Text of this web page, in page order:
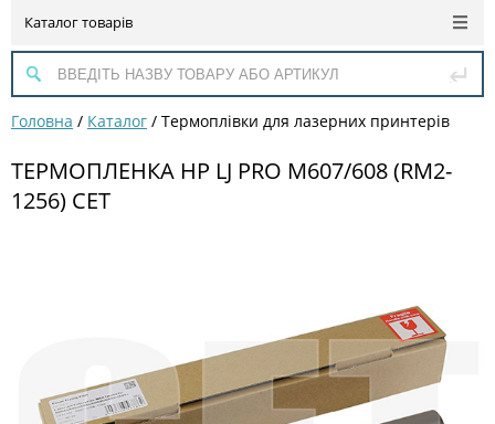
Каталог товарів
Головна / Каталог / Термоплівки для лазерних принтерів
ТЕРМОПЛЕНКА HP LJ PRO M607/608 (RM2-
1256) CET